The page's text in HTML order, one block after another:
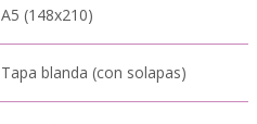
A5 (148x210)
Tapa blanda (con solapas)